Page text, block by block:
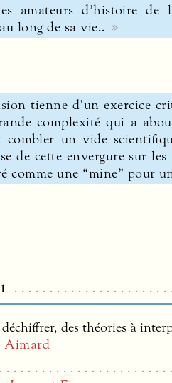
amateurs d’histoire
long de sa vie..
tienne d’un exercice
complexité qui a
combler un vide
de cette envergure sur
comme une “mine” pour
des théories à
Aimard